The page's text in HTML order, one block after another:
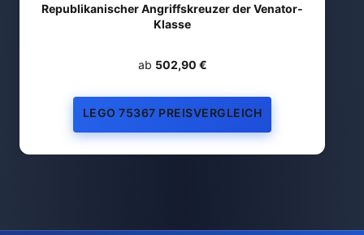
Republikanischer Angriffskreuzer der Venator-
Klasse
ab 502,90 €
LEGO 75367 PREISVERGLEICH